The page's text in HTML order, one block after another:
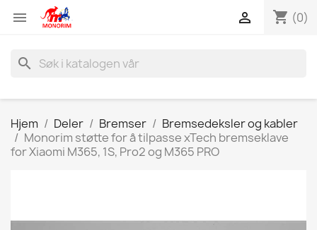
 shopping_cart (0)

search
Hjem Deler Bremser
Bremsedeksler og kabler
Monorim støtte for å tilpasse xTech bremseklave
for Xiaomi M365, 1S, Pro2 og M365 PRO